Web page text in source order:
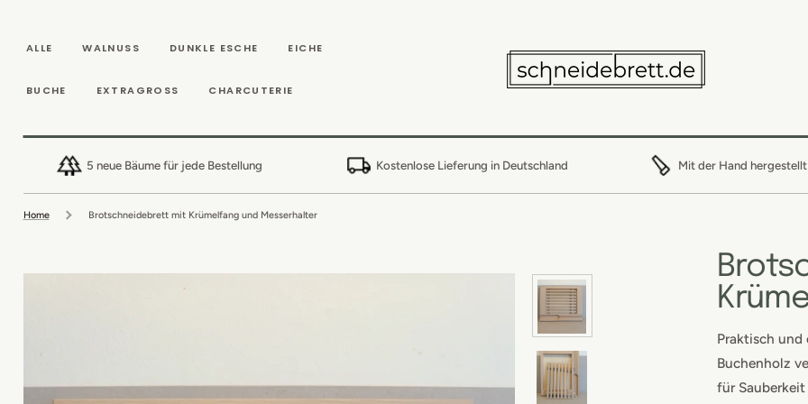
ALLE
WALNUSS DUNKLE ESCHE EICHE
BUCHE EXTRAGROSS CHARCUTERIE
5 neue Bäume für jede Bestellung Kostenlose Lieferung in Deutschland Mit der Hand
Home Brotschneidebrett mit Krümelfang und Messerhalter
Praktisch und
Buchenholz
für